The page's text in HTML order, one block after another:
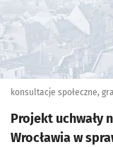
konsultacje społeczne,
Projekt uchwały
Wrocławia w